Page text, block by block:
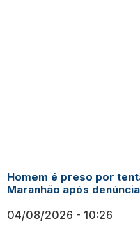
Homem é preso por
Maranhão após
04/08/2026 10:26